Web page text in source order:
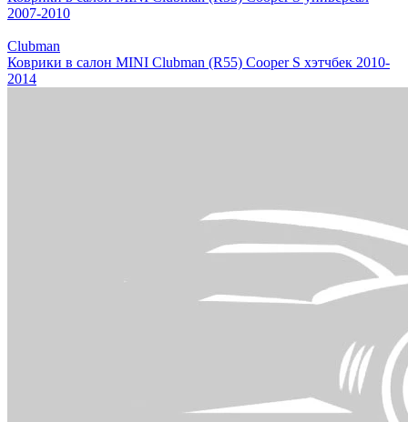
2007-2010
Clubman
Коврики в салон MINI Clubman (R55) Cooper S хэтчбек 2010-
2014